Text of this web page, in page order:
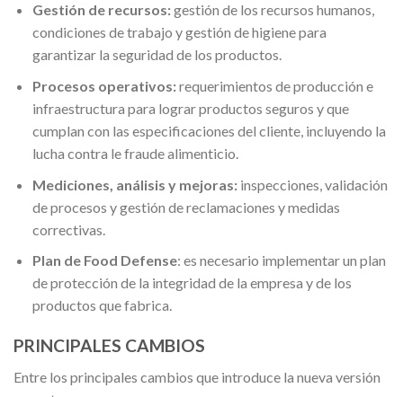
Gestión de recursos:gestión de los recursos humanos,
condiciones de trabajo y gestión de higiene para
garantizar la seguridad de los productos.
Procesos operativos:requerimientos de producción e
infraestructura para lograr productos seguros y que
cumplan con las especificaciones del cliente, incluyendo la
lucha contra le fraude alimenticio.
Mediciones, análisis y mejoras:inspecciones, validación
de procesos y gestión de reclamaciones y medidas
correctivas.
Plan de Food Defense: es necesario implementar un plan
de protección de la integridad de la empresa y de los
productos que fabrica.
PRINCIPALES CAMBIOS
Entre los principales cambios que introduce la nueva versión